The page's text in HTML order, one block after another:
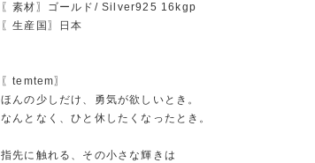
〖素材〗ゴールド/ Silver925 16kgp
〖生産国〗日本
〖temtem〗
ほんの少しだけ、勇気が欲しいとき。
なんとなく、ひと休したくなったとき。
指先に触れる、その小さな輝きは